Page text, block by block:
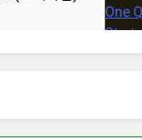
2 個月 Ago